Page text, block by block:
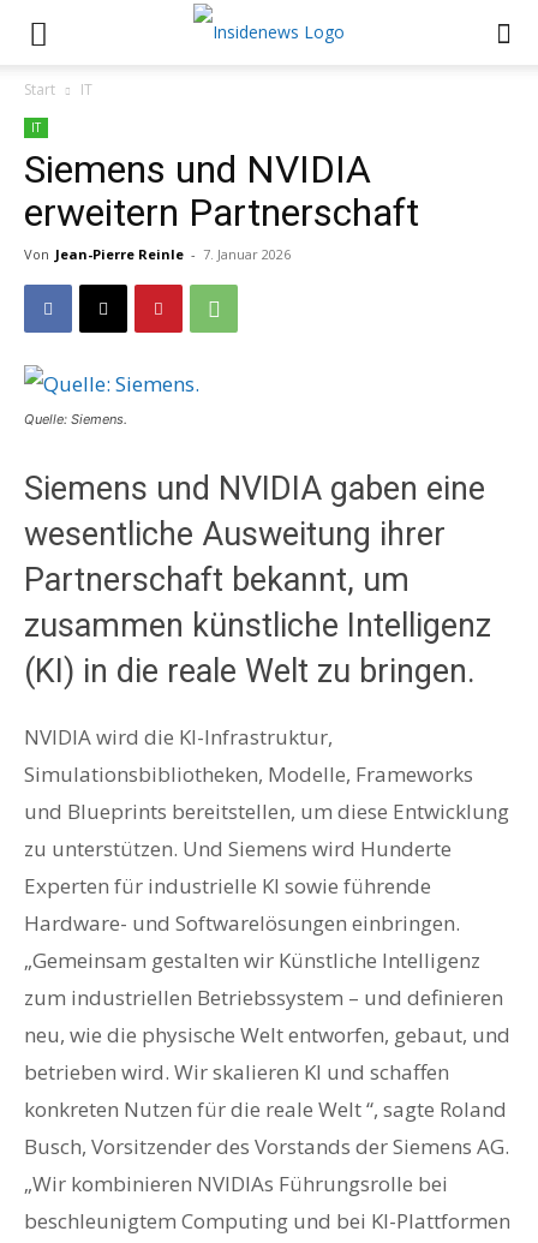
Start IT
IT
Siemens und NVIDIA
erweitern Partnerschaft
Von Jean-Pierre Reinle - 7. Januar 2026
Quelle: Siemens.
Siemens und NVIDIA gaben eine
wesentliche Ausweitung ihrer
Partnerschaft bekannt, um
zusammen künstliche Intelligenz
(KI) in die reale Welt zu bringen.
NVIDIA wird die KI-Infrastruktur,
Simulationsbibliotheken, Modelle, Frameworks
und Blueprints bereitstellen, um diese Entwicklung
zu unterstützen. Und Siemens wird Hunderte
Experten für industrielle KI sowie führende
Hardware- und Softwarelösungen einbringen.
„Gemeinsam gestalten wir Künstliche Intelligenz
zum industriellen Betriebssystem – und definieren
neu, wie die physische Welt entworfen, gebaut, und
betrieben wird. Wir skalieren KI und schaffen
konkreten Nutzen für die reale Welt “, sagte Roland
Busch, Vorsitzender des Vorstands der Siemens AG.
„Wir kombinieren NVIDIAs Führungsrolle bei
beschleunigtem Computing und bei KI-Plattformen